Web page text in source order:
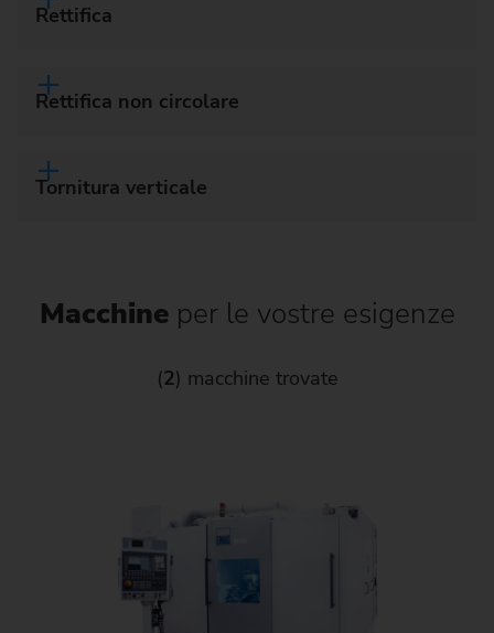
Rettifica
Rettifica non circolare
Tornitura verticale
Macchine per le vostre esigenze
(2) macchine trovate